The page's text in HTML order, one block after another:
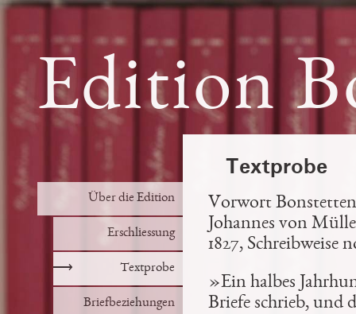
Edition
Über die Edition
Erschliessung
⟶ Textprobe
Briefbeziehungen
Textprobe
Vorwort
Johannes von
1827, Schreibweise
»Ein halbes
Briefe schrieb, und